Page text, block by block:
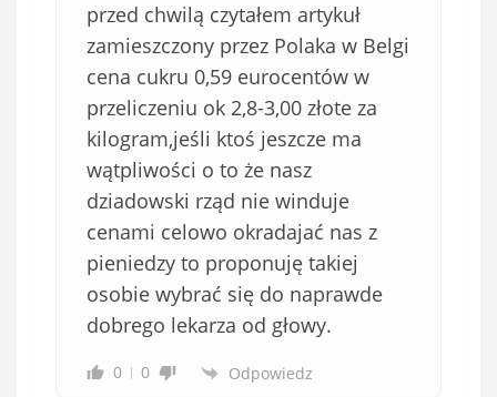
przed chwilą czytałem artykuł
zamieszczony przez Polaka w Belgi
cena cukru 0,59 eurocentów w
przeliczeniu ok 2,8-3,00 złote za
kilogram,jeśli ktoś jeszcze ma
wątpliwości o to że nasz
dziadowski rząd nie winduje
cenami celowo okradajać nas z
pieniedzy to proponuję takiej
osobie wybrać się do naprawde
dobrego lekarza od głowy.
0 0 Odpowiedz